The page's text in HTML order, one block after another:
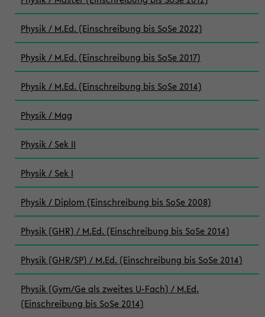
Physik / M.Ed. (Einschreibung bis SoSe 2022)
Physik / M.Ed. (Einschreibung bis SoSe 2017)
Physik / M.Ed. (Einschreibung bis SoSe 2014)
Physik / Mag
Physik / Sek II
Physik / Sek I
Physik / Diplom (Einschreibung bis SoSe 2008)
Physik (GHR) / M.Ed. (Einschreibung bis SoSe 2014)
Physik (GHR/SP) / M.Ed. (Einschreibung bis SoSe 2014)
Physik (Gym/Ge als zweites U-Fach) / M.Ed.
(Einschreibung bis SoSe 2014)